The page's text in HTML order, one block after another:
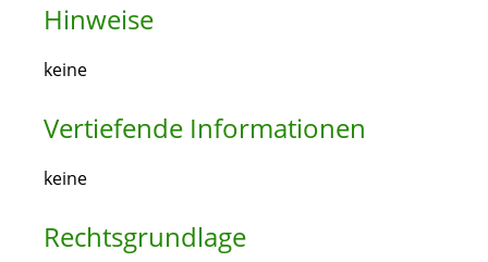
Hinweise
keine
Vertiefende Informationen
keine
Rechtsgrundlage